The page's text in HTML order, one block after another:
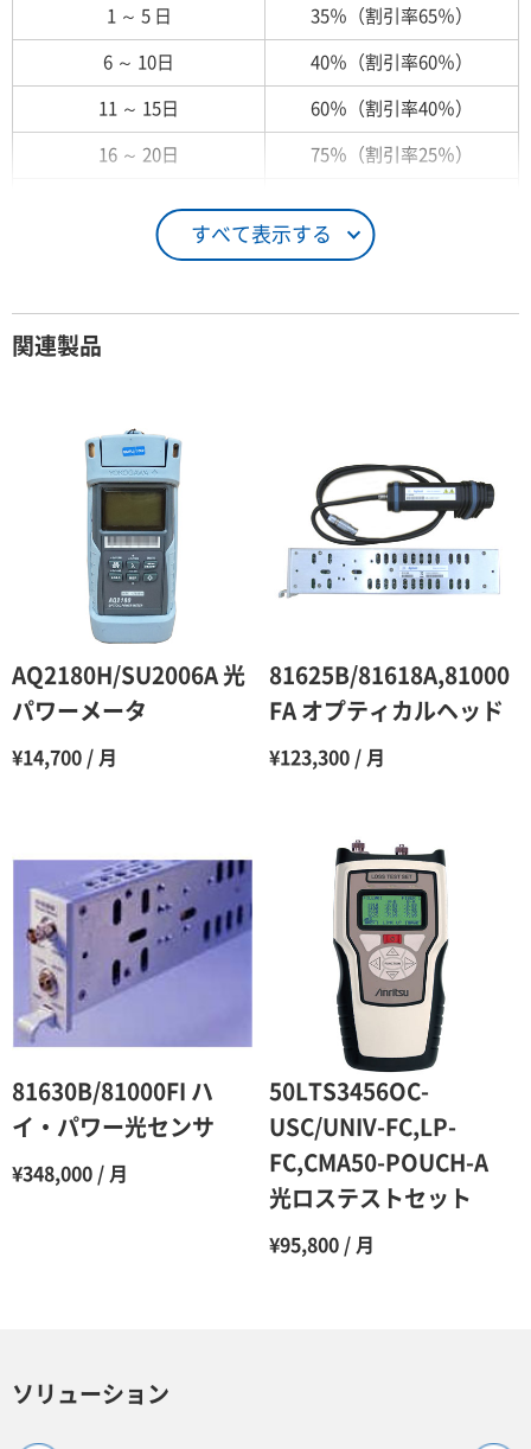
すべて表示する
1 ～ 5 日 35％（割引率65％）
6 ～ 10日 40％（割引率60％）
11 ～ 15日 60％（割引率40％）
16 ～ 20日 75％（割引率25％）
26日 ～ 1ヶ月 100％（割引率 0％）
1ヶ月
2ヶ月 90％（割引率10％）
80％（割引率20％）
4ヶ月 75％（割引率25％）
5ヶ月
7ヶ月 60％（割引率 40％）
55％（割引率45％）
48％（割引率52％）
11ヶ月 47％（割引率53％）
12ヶ月 45％（割引率55％）
関連製品
AQ2180H/SU2006A 光
パワーメータ
¥14,700 / 月
81625B/81618A,81000
FA オプティカルヘッド
¥123,300 / 月
81630B/81000FI ハ
イ・パワー光センサ
¥348,000 / 月
50LTS3456OC-
USC/UNIV-FC,LP-
FC,CMA50-POUCH-A
光ロステストセット
¥95,800 / 月
ソリューション